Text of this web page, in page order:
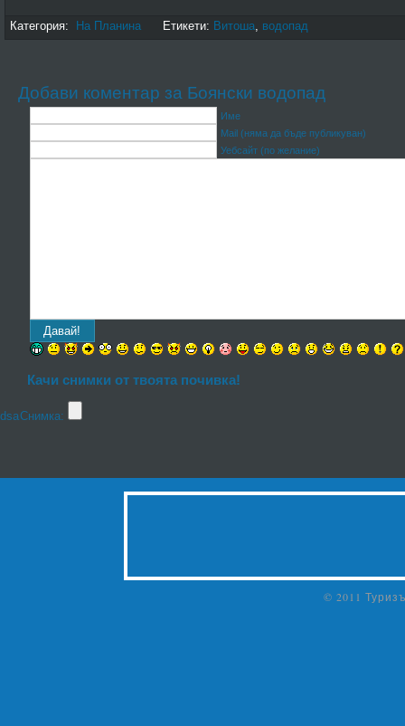
Категория: На Планина Етикети: Витоша, водопад
Добави коментар за Боянски водопад
Име
Mail (няма да бъде публикуван)
Уебсайт (по желание)
Качи снимки от твоята почивка!
Снимка:
dsa
© 2011